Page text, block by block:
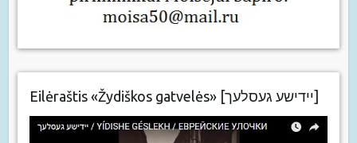
Eilėraštis «Žydiškos gatvelės» [יידישע געסלעך]